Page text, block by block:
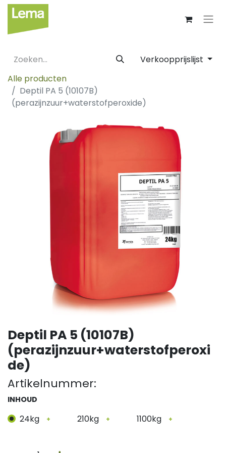
Verkoopprijslijst
Alle producten
Deptil PA 5 (10107B)
(perazijnzuur+waterstofperoxide)
Deptil PA 5 (10107B)
(perazijnzuur+waterstofperoxi
de)
Artikelnummer:
INHOUD
24kg + 210kg + 1100kg +